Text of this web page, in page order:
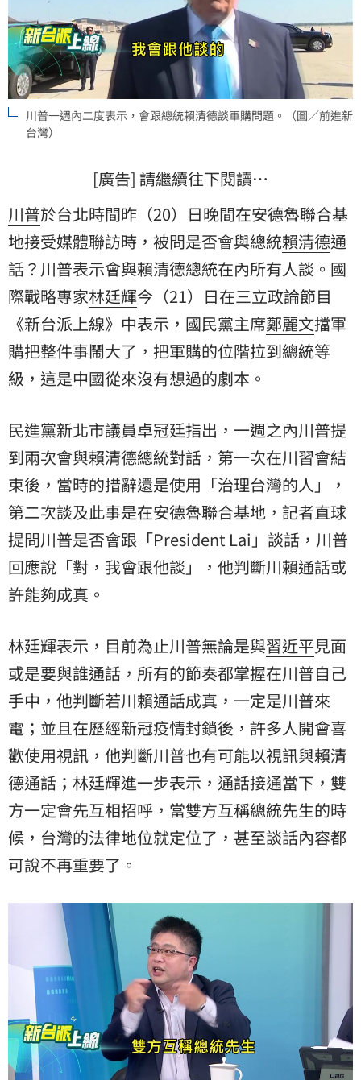
川普一週內二度表示，會跟總統賴清德談軍購問題。（圖／前進新
台灣）
[廣告] 請繼續往下閱讀…
川普於台北時間昨（20）日晚間在安德魯聯合基
地接受媒體聯訪時，被問是否會與總統賴清德通
話？川普表示會與賴清德總統在內所有人談。國
際戰略專家林廷輝今（21）日在三立政論節目
《新台派上線》中表示，國民黨主席鄭麗文擋軍
購把整件事鬧大了，把軍購的位階拉到總統等
級，這是中國從來沒有想過的劇本。
民進黨新北市議員卓冠廷指出，一週之內川普提
到兩次會與賴清德總統對話，第一次在川習會結
束後，當時的措辭還是使用「治理台灣的人」，
第二次談及此事是在安德魯聯合基地，記者直球
提問川普是否會跟「President Lai」談話，川普
回應說「對，我會跟他談」，他判斷川賴通話或
許能夠成真。
林廷輝表示，目前為止川普無論是與習近平見面
或是要與誰通話，所有的節奏都掌握在川普自己
手中，他判斷若川賴通話成真，一定是川普來
電；並且在歷經新冠疫情封鎖後，許多人開會喜
歡使用視訊，他判斷川普也有可能以視訊與賴清
德通話；林廷輝進一步表示，通話接通當下，雙
方一定會先互相招呼，當雙方互稱總統先生的時
候，台灣的法律地位就定位了，甚至談話內容都
可說不再重要了。